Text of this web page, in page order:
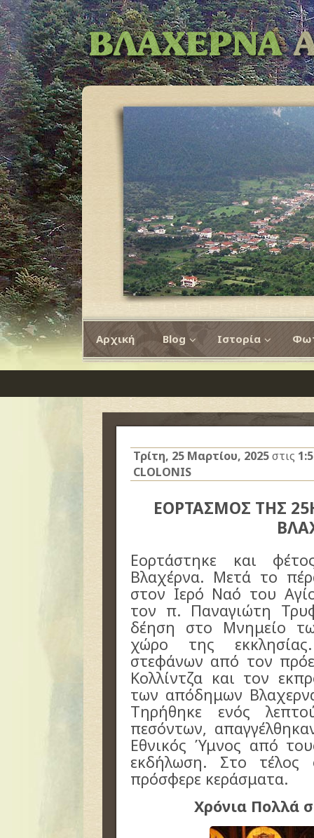
Αρχική Blog Ιστορία
Τρίτη, 25 Μαρτίου, 2025στις
CLOLONIS
ΕΟΡΤΑΣΜΟΣ ΤΗΣ
Εορτάστηκε και
Βλαχέρνα. Μετά το
στον Ιερό Ναό του
τον π. Παναγιώτη
δέηση στο Μνημείο
χώρο της
στεφάνων από τον
Κολλίντζα και τον
των απόδημων
Τηρήθηκε ενός
πεσόντων,
Εθνικός Ύμνος από
εκδήλωση. Στο
πρόσφερε κεράσματα.
Χρόνια Πολλά